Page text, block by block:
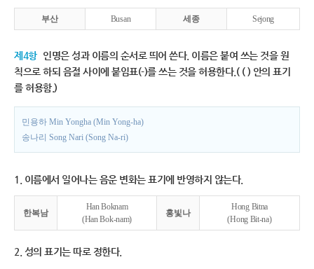
부산 Busan 세종 Sejong
제4항 인명은 성과 이름의 순서로 띄어 쓴다. 이름은 붙여 쓰는 것을 원
칙으로 하되 음절 사이에 붙임표(-)를 쓰는 것을 허용한다.( ( ) 안의 표기
를 허용함.)
민용하 Min Yongha (Min Yong-ha)
송나리 Song Nari (Song Na-ri)
1. 이름에서 일어나는 음운 변화는 표기에 반영하지 않는다.
한복남
Han Boknam
(Han Bok-nam)
홍빛나
Hong Bitna
(Hong Bit-na)
2. 성의 표기는 따로 정한다.